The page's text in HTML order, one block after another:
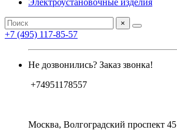
Электроустановочные изделия
×
+7 (495) 117-85-57
Не дозвонились? Заказ звонка!
+74951178557
Москва, Волгоградский проспект 45